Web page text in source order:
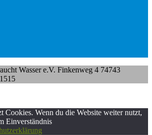
Wasser e.V. Finkenweg 4 74743
Cookies. Wenn du die Website weiter nutzt,
Einverständnis